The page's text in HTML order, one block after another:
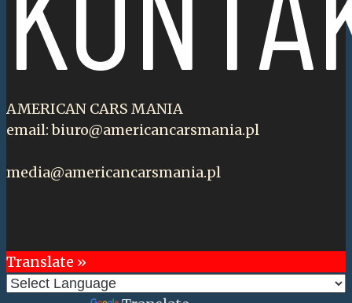
AMERICAN CARS MANIA
email: biuro@americancarsmania.pl
media@americancarsmania.pl
Translate »